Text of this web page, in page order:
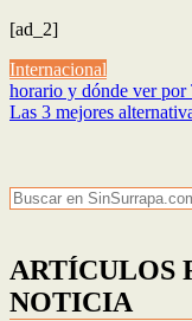
[ad_2]
Internacional
Navegación
de
horario y dónde ver
Las 3 mejores
ARTÍCULOS
NOTICIA